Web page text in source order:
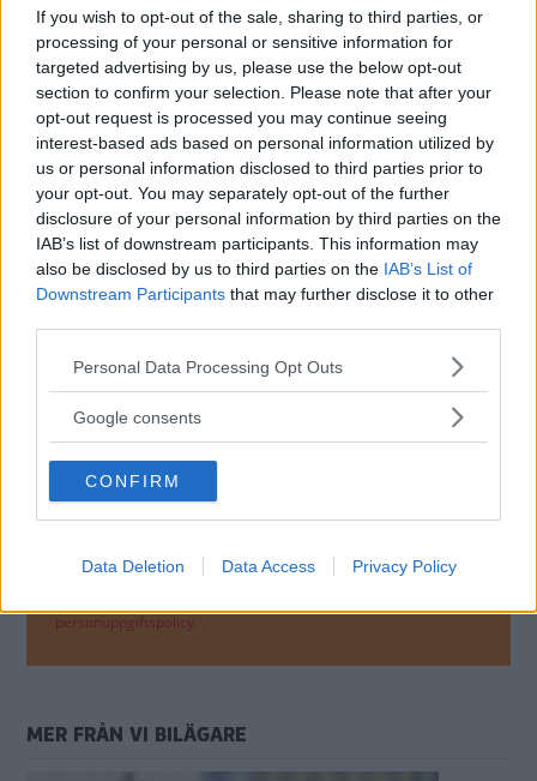
If you wish to opt-out of the sale, sharing to third parties, or
processing of your personal or sensitive information for
targeted advertising by us, please use the below opt-out
section to confirm your selection. Please note that after your
opt-out request is processed you may continue seeing
interest-based ads based on personal information utilized by
us or personal information disclosed to third parties prior to
your opt-out. You may separately opt-out of the further
disclosure of your personal information by third parties on the
IAB’s list of downstream participants. This information may
also be disclosed by us to third parties on the IAB’s List of
Downstream Participants that may further disclose it to other
Please note that this website/app uses one or more Google
not limited to your visit or usage behaviour. You may click to
use your data for below specified purposes in below Google
consent section.
Personal Data Processing Opt Outs
Google consents
CONFIRM
Data Deletion Data Access Privacy Policy
Svar:
Citroën C5 med gashydraulisk fjädring – finns från HDi
160 – är en lyckad dragbil, eftersom fjädringen
kompenserar för tungt släp. En HDi med automatlåda får
dra från 1 340 till 1 890 kilo, beroende på motoralternativ.
Marianne Sterner
Diskutera: Vilken bil skulle du rekommendera?
CAMPING, HUSBILAR OCH HUSVAGNAR
Få vårt nyhetsbrev utan kostnad
personuppgiftspolicy.
MER FRÅN VI BILÄGARE